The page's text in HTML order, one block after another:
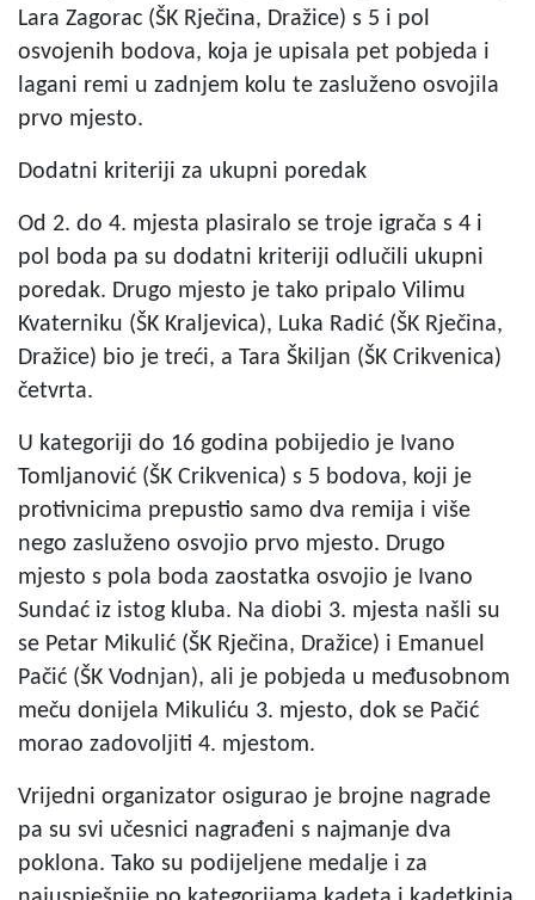
Lara Zagorac (ŠK Rječina, Dražice) s 5 i pol
osvojenih bodova, koja je upisala pet pobjeda i
lagani remi u zadnjem kolu te zasluženo osvojila
prvo mjesto.
Dodatni kriteriji za ukupni poredak
Od 2. do 4. mjesta plasiralo se troje igrača s 4 i
pol boda pa su dodatni kriteriji odlučili ukupni
poredak. Drugo mjesto je tako pripalo Vilimu
Kvaterniku (ŠK Kraljevica), Luka Radić (ŠK Rječina,
Dražice) bio je treći, a Tara Škiljan (ŠK Crikvenica)
četvrta.
U kategoriji do 16 godina pobijedio je Ivano
Tomljanović (ŠK Crikvenica) s 5 bodova, koji je
protivnicima prepustio samo dva remija i više
nego zasluženo osvojio prvo mjesto. Drugo
mjesto s pola boda zaostatka osvojio je Ivano
Sundać iz istog kluba. Na diobi 3. mjesta našli su
se Petar Mikulić (ŠK Rječina, Dražice) i Emanuel
Pačić (ŠK Vodnjan), ali je pobjeda u međusobnom
meču donijela Mikuliću 3. mjesto, dok se Pačić
morao zadovoljiti 4. mjestom.
Vrijedni organizator osigurao je brojne nagrade
pa su svi učesnici nagrađeni s najmanje dva
poklona. Tako su podijeljene medalje i za